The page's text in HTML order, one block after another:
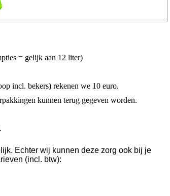
= gelijk aan 12 liter)
incl. bekers) rekenen we 10 euro.
kunnen terug gegeven worden.
Echter wij kunnen deze zorg ook bij je
(incl. btw):